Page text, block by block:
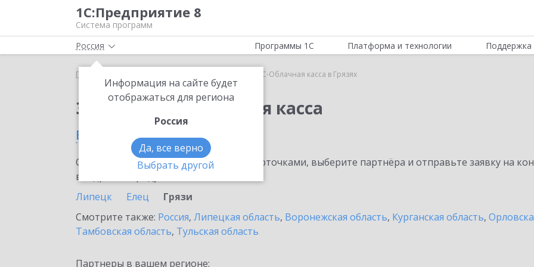
1С:Предприятие 8
Система программ
Россия
Информация на сайте будет
отображаться для региона
Россия
Да, все верно
Выбрать другой
Программы 1С Платформа и технологии Поддержка
Главная 1С-Облачная касса в Грязях
Заказать 1С-Облачная касса
в Грязях
Ознакомьтесь с информационными карточками, выберите партнёра и отправьте заявку на
внедрение продукта.
Липецк
Елец
Грязи
Смотрите также: Россия, Липецкая область, Воронежская область, Курганская область,
Тамбовская область, Тульская область
Партнеры в вашем регионе: